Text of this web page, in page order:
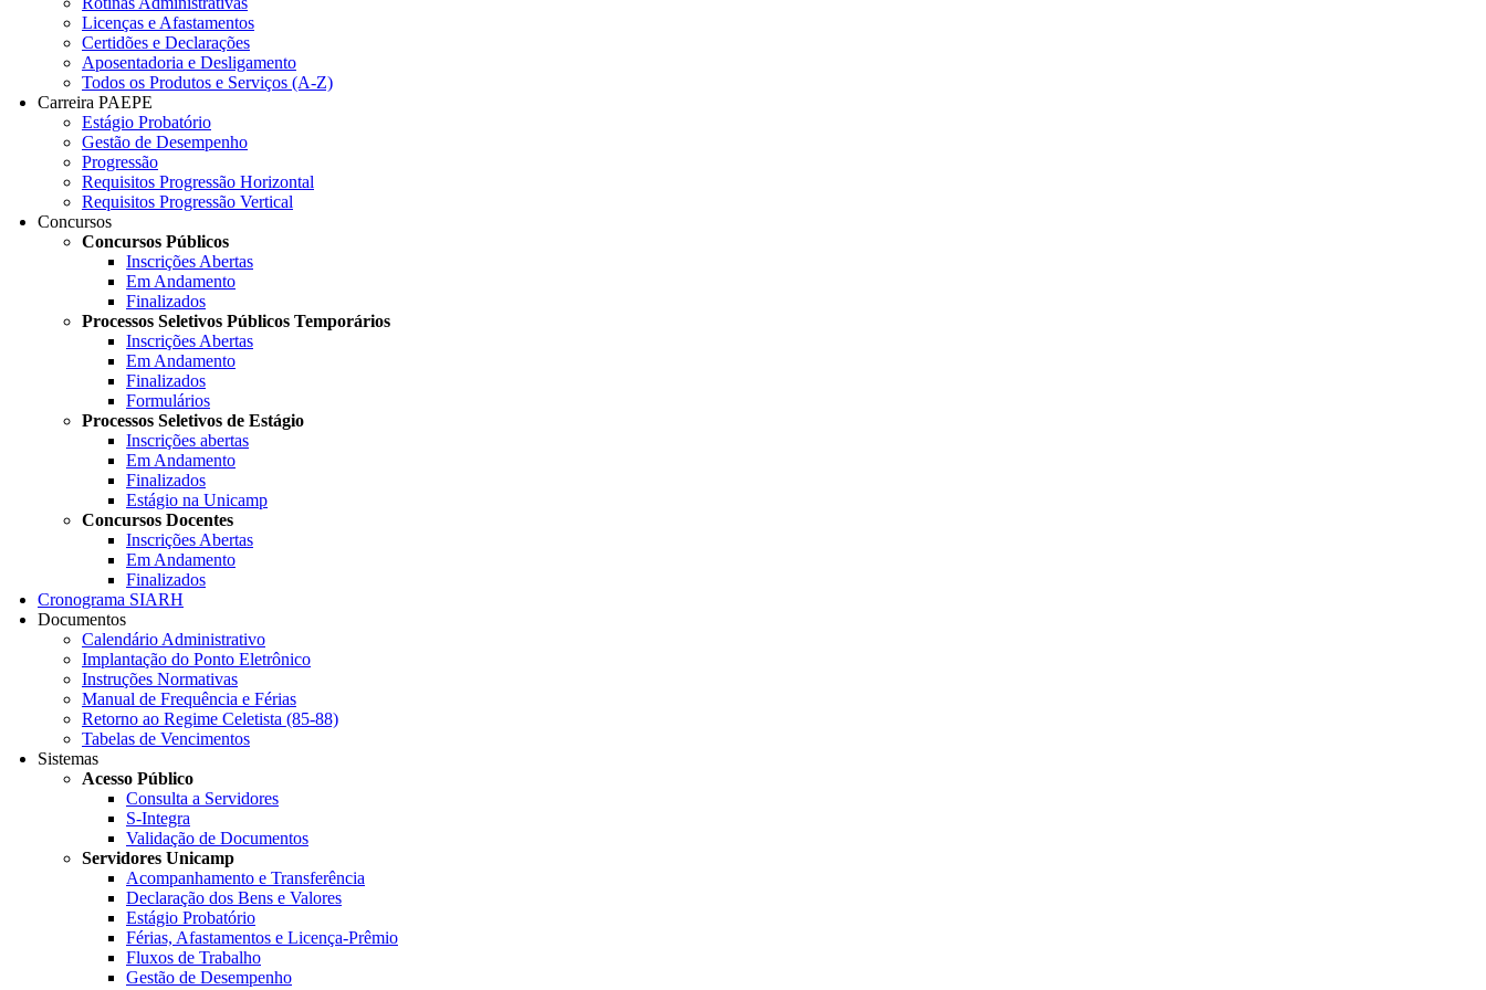
Licenças e Afastamentos
Certidões e Declarações
Aposentadoria e Desligamento
Todos os Produtos e Serviços (A-Z)
Carreira PAEPE
Estágio Probatório
Gestão de Desempenho
Progressão
Requisitos Progressão Horizontal
Requisitos Progressão Vertical
Concursos
Concursos Públicos
Inscrições Abertas
Em Andamento
Finalizados
Processos Seletivos Públicos Temporários
Inscrições Abertas
Em Andamento
Finalizados
Formulários
Processos Seletivos de Estágio
Inscrições abertas
Em Andamento
Finalizados
Estágio na Unicamp
Concursos Docentes
Inscrições Abertas
Em Andamento
Finalizados
Cronograma SIARH
Documentos
Calendário Administrativo
Implantação do Ponto Eletrônico
Instruções Normativas
Manual de Frequência e Férias
Retorno ao Regime Celetista (85-88)
Tabelas de Vencimentos
Sistemas
Acesso Público
Consulta a Servidores
S-Integra
Validação de Documentos
Servidores Unicamp
Acompanhamento e Transferência
Declaração dos Bens e Valores
Estágio Probatório
Férias, Afastamentos e Licença-Prêmio
Fluxos de Trabalho
Gestão de Desempenho